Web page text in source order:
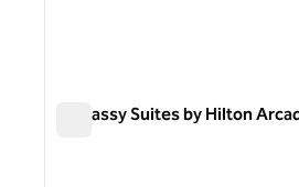
Embassy Suites by Hilton